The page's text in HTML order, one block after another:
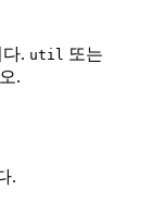
. util 또는
.
.